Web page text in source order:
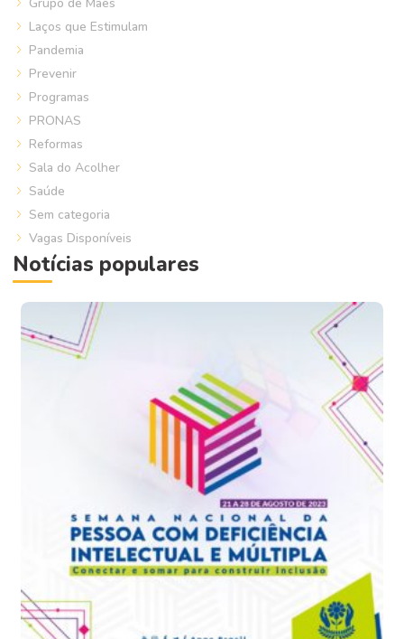
Laços que Estimulam
Pandemia
Prevenir
Programas
PRONAS
Reformas
Sala do Acolher
Saúde
Sem categoria
Vagas Disponíveis
Notícias populares